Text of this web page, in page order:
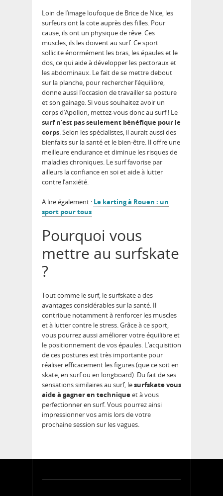
Loin de l’image loufoque de Brice de Nice, les
surfeurs ont la cote auprès des filles. Pour
cause, ils ont un physique de rêve. Ces
muscles, ils les doivent au surf. Ce sport
sollicite énormément les bras, les épaules et le
dos, ce qui aide à développer les pectoraux et
les abdominaux. Le fait de se mettre debout
sur la planche, pour rechercher l’équilibre,
donne aussi l’occasion de travailler sa posture
et son gainage. Si vous souhaitez avoir un
corps d’Apollon, mettez-vous donc au surf ! Le
surf n’est pas seulement bénéfique pour le
corps. Selon les spécialistes, il aurait aussi des
bienfaits sur la santé et le bien-être. Il offre une
meilleure endurance et diminue les risques de
maladies chroniques. Le surf favorise par
ailleurs la confiance en soi et aide à lutter
contre l’anxiété.
A lire également : Le karting à Rouen : un
sport pour tous
Pourquoi vous
mettre au surfskate
?
Tout comme le surf, le surfskate a des
avantages considérables sur la santé. Il
contribue notamment à renforcer les muscles
et à lutter contre le stress. Grâce à ce sport,
vous pourrez aussi améliorer votre équilibre et
le positionnement de vos épaules. L’acquisition
de ces postures est très importante pour
réaliser efficacement les figures (que ce soit en
skate, en surf ou en longboard). Du fait de ses
sensations similaires au surf, lesurfskate vous
aide à gagner en techniqueet à vous
perfectionner en surf. Vous pourrez ainsi
impressionner vos amis lors de votre
prochaine session sur les vagues.